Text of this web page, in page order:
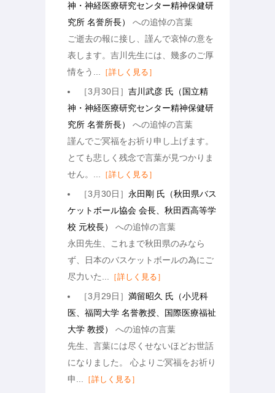
神・神経医療研究センター精神保健研
究所 名誉所長）
への追悼の言葉
ご逝去の報に接し、謹んで哀悼の意を
表します。吉川先生には、幾多のご厚
情をう...
［詳しく見る］
［3月30日］吉川武彦 氏（国立精
神・神経医療研究センター精神保健研
究所 名誉所長）
への追悼の言葉
謹んでご冥福をお祈り申し上げます。
とても悲しく残念で言葉が見つかりま
せん。...
［詳しく見る］
［3月30日］ 永田剛 氏（秋田県バス
ケットボール協会 会長、秋田西高等学
校 元校長）
への追悼の言葉
永田先生、これまで秋田県のみなら
ず、日本のバスケットボールの為にご
尽力いた...
［詳しく見る］
［3月29日］満留昭久 氏（小児科
医、福岡大学 名誉教授、国際医療福祉
大学 教授）
への追悼の言葉
先生、言葉には尽くせないほどお世話
になりました。 心よりご冥福をお祈り
申...
［詳しく見る］